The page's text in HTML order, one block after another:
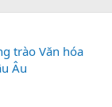
trào Văn hóa
Âu